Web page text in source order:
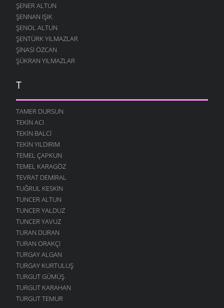
ŞENER ALTUN
ŞENNAN IŞIK
ŞENOL ALTUN
ŞENTÜRK YILMAZLAR
ŞINASI ÖZCAN
ŞÜKRAN YILMAZLAR
T
TAMER DURSUN
TEKIN ACI
TEKIN BALCI
TEKIN YILDIRIM
TEMEL ÇAPKUN
TEMEL KARAGÖZ
TEVRAT DEMIRAL
TUĞRUL KESKIN
TUNCER ALTUN
TUNCER YALDUZ
TUNCER YAVUZ
TURAN DURAN
TURAN ORAKÇI
TURGAY ALGAN
TURGAY KURTULUŞ
TURGUT GÜMÜŞ
TURGUT KARAHAN
TURGUT TEMUR